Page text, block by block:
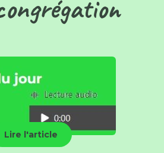
Lire l'article